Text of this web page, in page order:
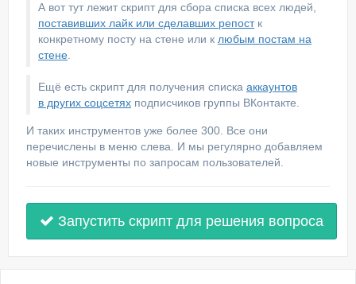
А вот тут лежит скрипт для сбора списка всех людей,
поставивших лайк или сделавших репостк
конкретному посту на стене или к любым постам на
стене
Ещё есть скрипт для получения списка аккаунтов
в других соцсетях подписчиков группы ВКонтакте.
И таких инструментов уже более 300. Все они
перечислены в меню слева. И мы регулярно добавляем
новые инструменты по запросам пользователей.
Запустить скрипт для решения вопроса